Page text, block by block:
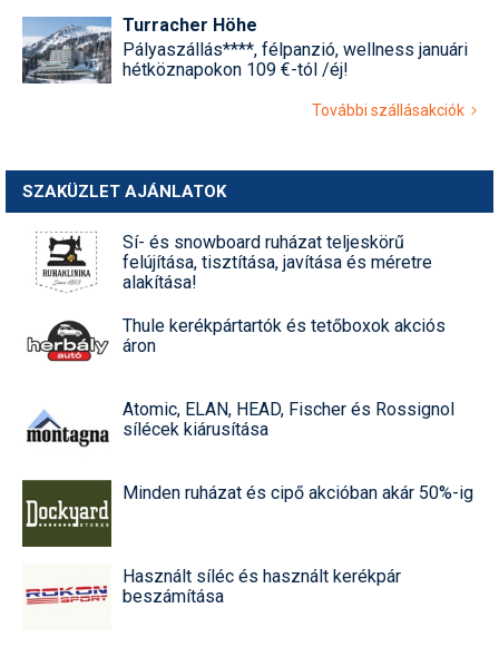
Turracher Höhe
Pályaszállás****, félpanzió, wellness januári
hétköznapokon 109 €-tól /éj!
További szállásakciók
SZAKÜZLET AJÁNLATOK
Sí- és snowboard ruházat teljeskörű
felújítása, tisztítása, javítása és méretre
alakítása!
Thule kerékpártartók és tetőboxok akciós
áron
Atomic, ELAN, HEAD, Fischer és Rossignol
sílécek kiárusítása
Minden ruházat és cipő akcióban akár 50%-ig
Használt síléc és használt kerékpár
beszámítása